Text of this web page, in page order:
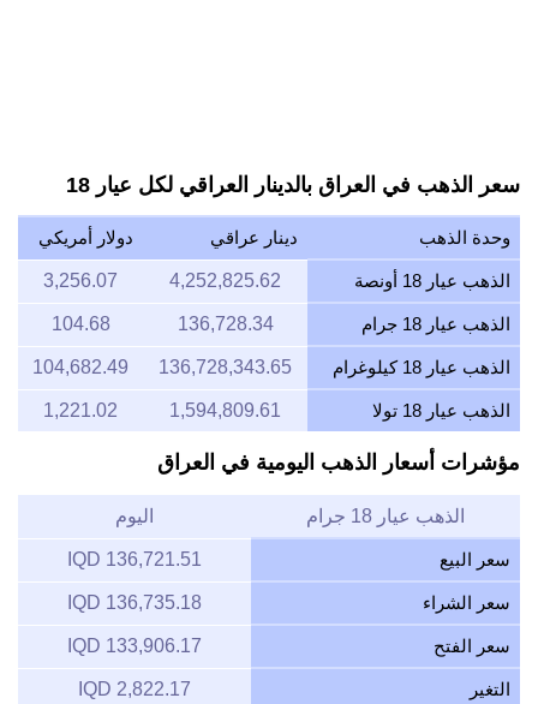
سعر الذهب في العراق بالدينار العراقي لكل عيار 18
وحدة الذهب دينار عراقي دولار أمريكي
الذهب عيار 18 أونصة 4,252,825.62
3,256.07
الذهب عيار 18 جرام 136,728.34
104.68
الذهب عيار 18 كيلوغرام 136,728,343.65
104,682.49
الذهب عيار 18 تولا 1,594,809.61
1,221.02
مؤشرات أسعار الذهب اليومية في العراق
الذهب عيار 18 جرام اليوم
سعر البيع 136,721.51 IQD
سعر الشراء 136,735.18 IQD
سعر الفتح 133,906.17 IQD
التغير 2,822.17 IQD